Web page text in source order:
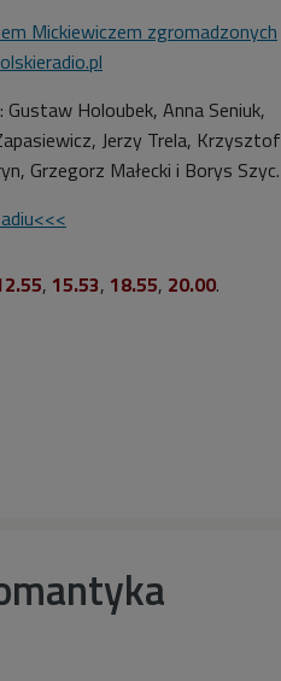
Mickiewiczem zgromadzonych
Holoubek, Anna Seniuk,
Jerzy Trela, Krzysztof
Grzegorz Małecki i Borys Szyc.
, 15.53, 18.55, 20.00.